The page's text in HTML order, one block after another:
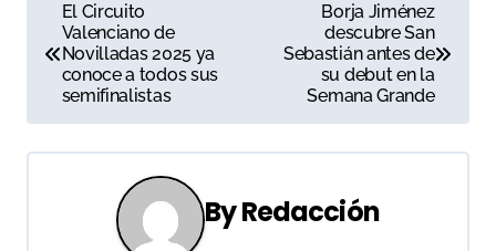
a
e
El Circuito
Valenciano de
Novilladas 2025 ya
conoce a todos sus
semifinalistas
Borja Jiménez
descubre San
Sebastián antes de
su debut en la
Semana Grande
ByRedacción